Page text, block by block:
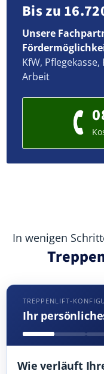
Bis zu
Unsere
KfW,
Arbeit
In wenigen
TREPPENLIFT-
Ihr
Wie verläuft